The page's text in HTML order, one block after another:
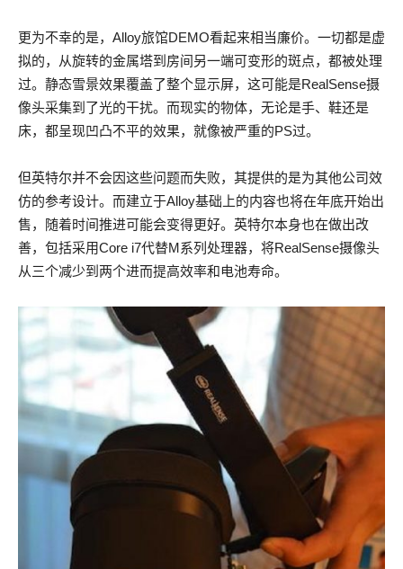
更为不幸的是，Alloy旅馆DEMO看起来相当廉价。一切都是虚
拟的，从旋转的金属塔到房间另一端可变形的斑点，都被处理
过。静态雪景效果覆盖了整个显示屏，这可能是RealSense摄
像头采集到了光的干扰。而现实的物体，无论是手、鞋还是
床，都呈现凹凸不平的效果，就像被严重的PS过。
但英特尔并不会因这些问题而失败，其提供的是为其他公司效
仿的参考设计。而建立于Alloy基础上的内容也将在年底开始出
售，随着时间推进可能会变得更好。英特尔本身也在做出改
善，包括采用Core i7代替M系列处理器，将RealSense摄像头
从三个减少到两个进而提高效率和电池寿命。